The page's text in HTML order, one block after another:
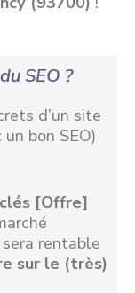
SEO ?
d’un site
bon SEO)
[Offre]
rentable
sur le (très)